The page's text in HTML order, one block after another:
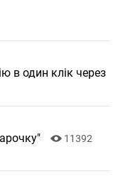
в один клік через
11392